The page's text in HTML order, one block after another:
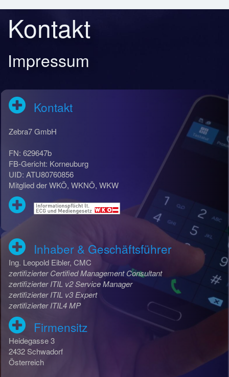
Kontakt
Impressum
Kontakt
Zebra7 GmbH
FN: 629647b
FB-Gericht: Korneuburg
UID: ATU80760856
Mitglied der WKÖ, WKNÖ, WKW
Inhaber & Geschäftsführer
Ing. Leopold Eibler, CMC
zertifizierter Certified Management Consultant
zertifizierter ITIL v2 Service Manager
zertifizierter ITIL v3 Expert
zertifizierter ITIL4 MP
Firmensitz
Heidegasse 3
2432 Schwadorf
Österreich